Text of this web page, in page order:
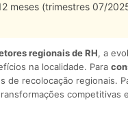
meses (trimestres 07/
regionais de RH, a
na localidade. Para
de recolocação regionais.